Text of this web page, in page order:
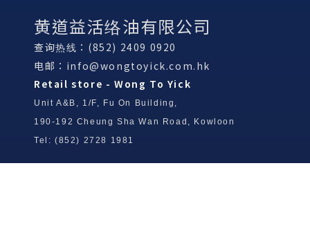
黄道益活络油有限公司
查询热线：(852) 2409 0920
电邮： info@wongtoyick.com.hk
Retail store - Wong To Yick
Unit A&B, 1/F, Fu On Building,
190-192 Cheung Sha Wan Road, Kowloon
Tel: (852) 2728 1981